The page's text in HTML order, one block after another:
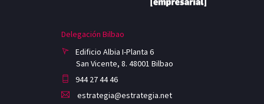
Delegación Bilbao
Edificio Albia I-Planta 6
San Vicente, 8. 48001 Bilbao
944 27 44 46
estrategia@estrategia.net